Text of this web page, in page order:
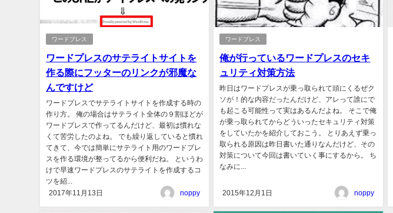
ワードプレス
ワードプレスのサテライトサイトを
作る際にフッターのリンクが邪魔な
んですけど
ワードプレスでサテライトサイトを作成する時の
作り方。 俺の場合はサテライト全体の９割ほどが
ワードプレスで作ってるんだけど、最初は慣れな
くて苦労したのよね。 でも繰り返していると慣れ
てきて、今では簡単にサテライト用のワードプレ
スを作る環境が整ってるから便利だね。 というわ
けで早速ワードプレスのサテライトを作成するコ
ツを紹...
2017年11月13日
noppy
ワードプレス
俺が行っているワードプレスのセキ
ュリティ対策方法
昨日はワードプレスが乗っ取られて頭にくるぜク
ソが！的な内容だったんだけど、アレって誰にで
も起こる可能性って実はあるんだよね。 そこで俺
が乗っ取られてからどういったセキュリティ対策
をしていたかを紹介しておこう。 とりあえず乗っ
取られる原因は昨日書いた通りなんだけど、その
対策について今回は書いていく事にするから。 ち
なみに...
2015年12月1日 noppy